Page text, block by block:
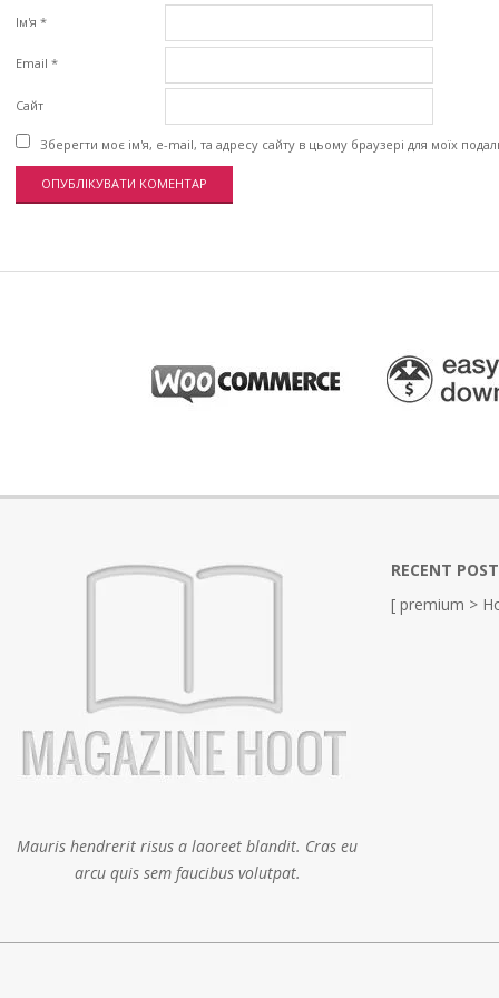
Ім'я *
Email *
Сайт
Зберегти моє ім'я, e-mail, та адресу сайту в цьому браузері для моїх
Mauris hendrerit risus a laoreet blandit. Cras eu
arcu quis sem faucibus volutpat.
RECENT
[ premium >